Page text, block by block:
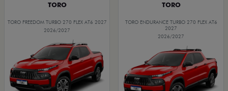
TORO
TORO FREEDOM TURBO 270 FLEX AT6 2027
2026/2027
TORO
TORO ENDURANCE TURBO 270 FLEX AT6
2027
2026/2027